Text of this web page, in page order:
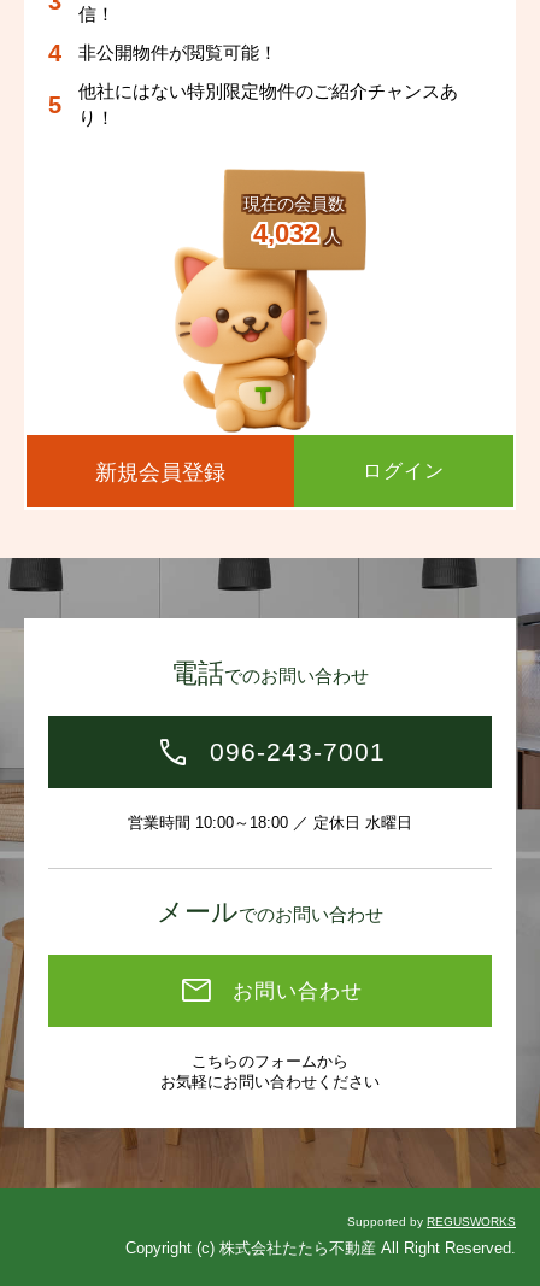
現在の会員数
4,032 人
信！
非公開物件が閲覧可能！
他社にはない特別限定物件のご紹介チャンスあ
り！
新規会員登録 ログイン
電話でのお問い合わせ
096-243-7001
営業時間 10:00～18:00 ／ 定休日 水曜日
メールでのお問い合わせ
お問い合わせ
こちらのフォームから
お気軽にお問い合わせください
Supported by REGUSWORKS
Copyright (c) 株式会社たたら不動産 All Right Reserved.